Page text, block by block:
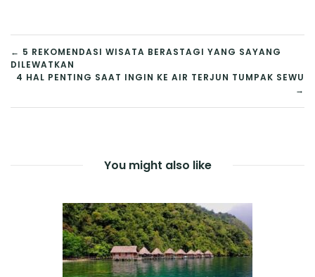
NAVIGASI
POS
← 5 REKOMENDASI WISATA BERASTAGI YANG SAYANG
DILEWATKAN
4 HAL PENTING SAAT INGIN KE AIR TERJUN TUMPAK SEWU
→
You might also like